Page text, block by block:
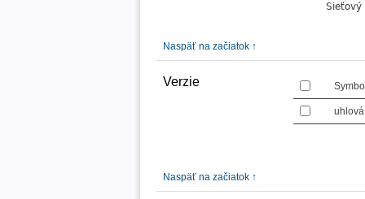
Sieťový
Naspäť na začiatok ↑
Verzie
Naspäť na začiatok ↑